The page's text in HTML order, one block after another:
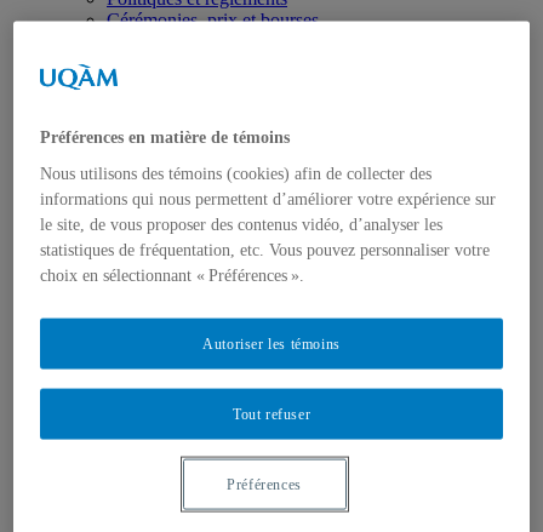
Cérémonies, prix et bourses
Programmes
Premier cycle
Troisième cycle
Format UQAM
Mobilité sortante
(séjours à l’étranger)
Formation pratique
Présentation
Activités cliniques
Cours stage
Revue québécoise de droit international
Recherche
Regroupements de recherche
Mémoires de maîtrise
Travaux de recherche en cours
Préférences en matière de témoins
Nous utilisons des témoins (cookies) afin de collecter des
informations qui nous permettent d’améliorer votre expérience sur
le site, de vous proposer des contenus vidéo, d’analyser les
statistiques de fréquentation, etc. Vous pouvez personnaliser votre
choix en sélectionnant « Préférences ».
Tout refuser
Autoriser les témoins
Préférences